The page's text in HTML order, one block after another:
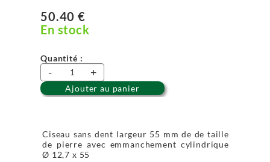
50.40 €
En stock
Quantité :
- +
Ajouter au panier
Ciseau sans dent largeur 55 mm de de taille
de pierre avec emmanchement cylindrique
Ø 12,7 x 55